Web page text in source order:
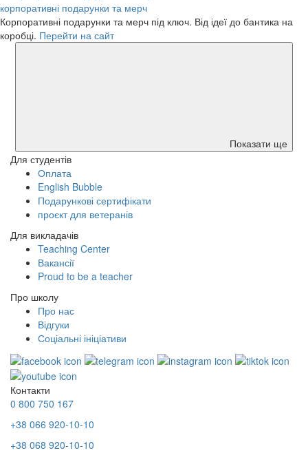
корпоративні подарунки та мерч
Корпоративні подарунки та мерч під ключ. Від ідеї до бантика на
коробці. Перейти на сайт
Показати ще
Для студентів
Оплата
English Bubble
Подарункові сертифікати
проєкт для ветеранів
Для викладачів
Teaching Center
Вакансії
Proud to be a teacher
Про школу
Про нас
Відгуки
Соціальні ініціативи
Контакти
0 800 750 167
+38 066 920-10-10
+38 068 920-10-10